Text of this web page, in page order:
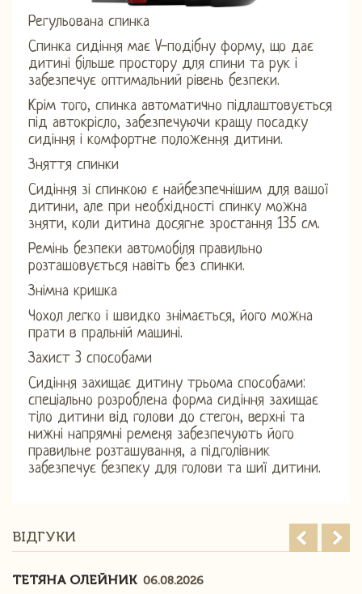
Регульована спинка
Спинка сидіння має V-подібну форму, що дає
дитині більше простору для спини та рук і
забезпечує оптимальний рівень безпеки.
Крім того, спинка автоматично підлаштовується
під автокрісло, забезпечуючи кращу посадку
сидіння і комфортне положення дитини.
Зняття спинки
Сидіння зі спинкою є найбезпечнішим для вашої
дитини, але при необхідності спинку можна
зняти, коли дитина досягне зростання 135 см.
Ремінь безпеки автомобіля правильно
розташовується навіть без спинки.
Знімна кришка
Чохол легко і швидко знімається, його можна
прати в пральній машині.
Захист 3 способами
Сидіння захищає дитину трьома способами:
спеціально розроблена форма сидіння захищає
тіло дитини від голови до стегон, верхні та
нижні напрямні ременя забезпечують його
правильне розташування, а підголівник
забезпечує безпеку для голови та шиї дитини.
ВІДГУКИ
ТЕТЯНА ОЛЕЙНИК 06.08.2026